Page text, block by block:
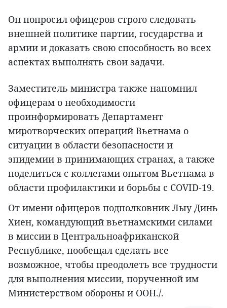
Он попросил офицеров строго следовать
внешней политике партии, государства и
армии и доказать свою способность во всех
аспектах выполнять свои задачи.
Заместитель министра также напомнил
офицерам о необходимости
проинформировать Департамент
миротворческих операций Вьетнама о
ситуации в области безопасности и
эпидемии в принимающих странах, а также
поделиться с коллегами опытом Вьетнама в
области профилактики и борьбы с COVID-19.
От имени офицеров подполковник Лыу Динь
Хиен, командующий вьетнамскими силами
в миссии в Центральноафриканской
Республике, пообещал сделать все
возможное, чтобы преодолеть все трудности
для выполнения миссии, порученной им
Министерством обороны и ООН./.